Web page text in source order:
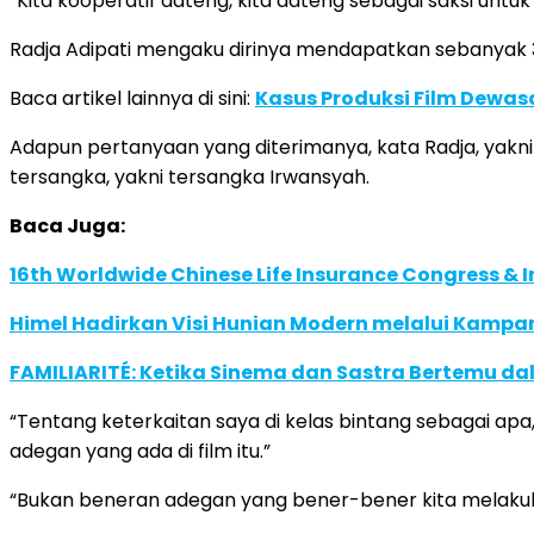
Radja Adipati mengaku dirinya mendapatkan sebanyak
Baca artikel lainnya di sini: Kasus Produksi Film
Adapun pertanyaan yang diterimanya, kata Radja,
tersangka, yakni tersangka Irwansyah.
Baca Juga:
16th Worldwide Chinese Life Insurance Congress
Himel Hadirkan Visi Hunian Modern melalui
FAMILIARITÉ: Ketika Sinema dan Sastra Bertemu
“Tentang keterkaitan saya di kelas bintang sebagai
adegan yang ada di film itu.”
“Bukan beneran adegan yang bener-bener kita